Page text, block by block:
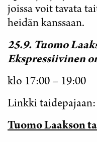
joissa voit tavata
heidän kanssaan.
25.9. Tuomo
Ekspressiivinen
klo 17:00 – 19:00
Linkki taidepajaan:
Tuomo Laakson